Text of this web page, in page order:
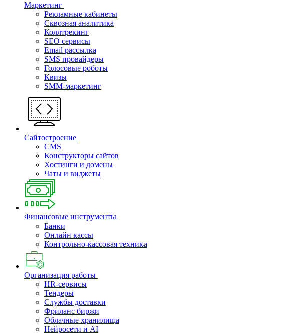
Маркетинг
Рекламные кабинеты
Cквозная аналитика
Коллтрекинг
SEO сервисы
Email расcылка
SMS провайдеры
Голосовые роботы
Квизы
SMM-маркетинг
Сайтостроение
CMS
Конструкторы сайтов
Хостинги и домены
Чаты и виджеты
Финансовые инструменты
Банки
Онлайн кассы
Контрольно-кассовая техника
Организация работы
HR-сервисы
Тендеры
Службы доставки
Фриланс биржи
Облачные хранилища
Нейросети и AI